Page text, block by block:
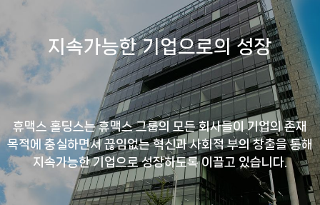
지속가능한 기업으로의 성장
휴맥스 홀딩스는 휴맥스 그룹의 모든 회사들이 기업의 존재
목적에 충실하면서 끊임없는 혁신과 사회적 부의 창출을 통해
지속가능한 기업으로 성장하도록 이끌고 있습니다.